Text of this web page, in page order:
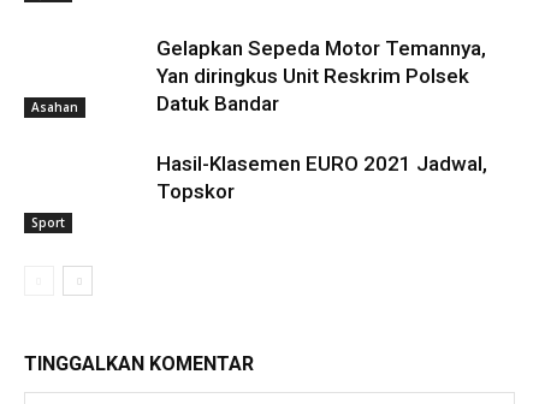
Asahan
Gelapkan Sepeda Motor Temannya,
Yan diringkus Unit Reskrim Polsek
Datuk Bandar
Sport
Hasil-Klasemen EURO 2021 Jadwal,
Topskor
TINGGALKAN KOMENTAR